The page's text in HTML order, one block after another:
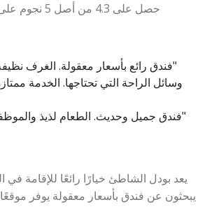
حصل على 4.3 من أصل 5 نجوم على موقع TripAdvisor.
"فندق رائع بأسعار معقولة. الغرف
وسائل الراحة التي تحتاجها. الخدمة
"فندق جميل وحديث. الطعام لذيذ
يعد بودل الشاطئ خيارًا رائعًا للإقامة في
يبحثون عن فندق بأسعار معقولة يوفر موقعًا